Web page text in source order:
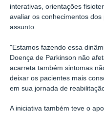
interativas, orientações
avaliar os conhecimentos
assunto.
"Estamos fazendo essa
Doença de Parkinson não
acarreta também sintomas
deixar os pacientes mais
em sua jornada de
A iniciativa também teve o